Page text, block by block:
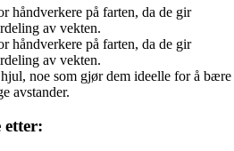
håndverkere på farten, da de gir
av vekten.
håndverkere på farten, da de gir
av vekten.
noe som gjør dem ideelle for å bære
avstander.
etter: